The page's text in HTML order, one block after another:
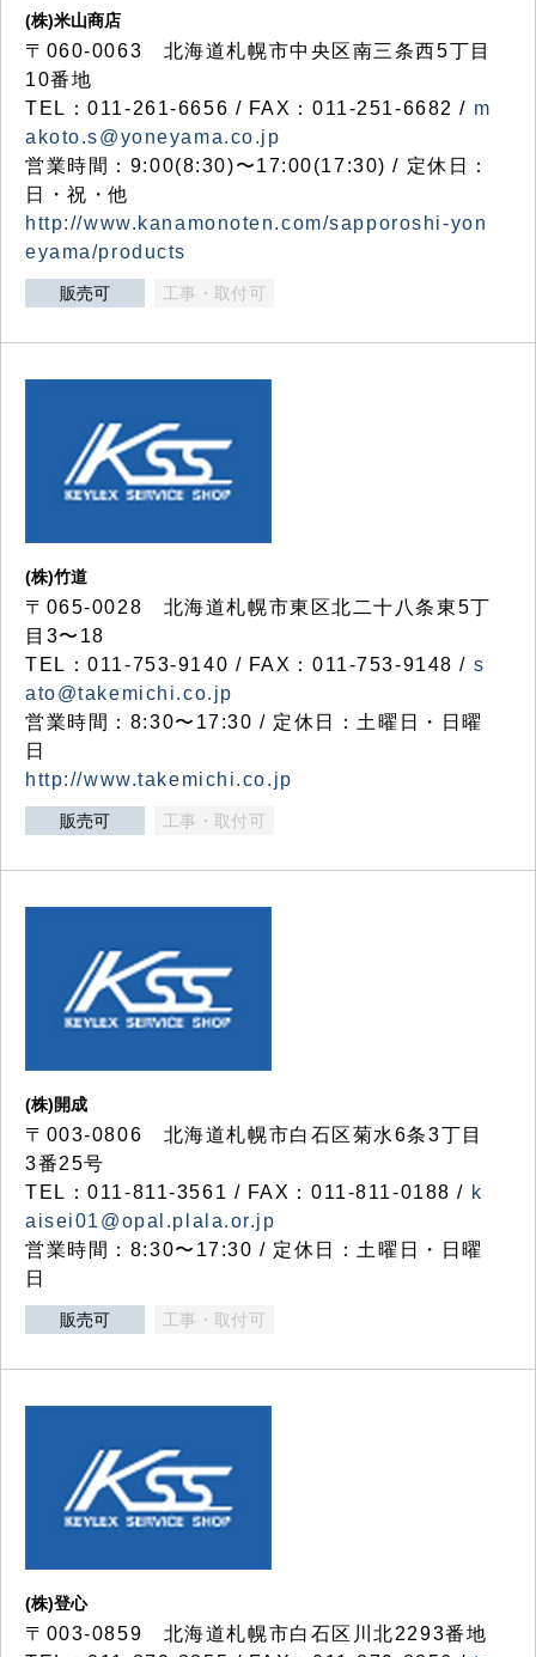
(株)米山商店
〒060-0063 北海道札幌市中央区南三条西5丁目
10番地
TEL：011-261-6656 / FAX：011-251-6682 / m
akoto.s@yoneyama.co.jp
営業時間：9:00(8:30)〜17:00(17:30) / 定休日：
日・祝・他
http://www.kanamonoten.com/sapporoshi-yon
eyama/products
販売可 工事・取付可
(株)竹道
〒065-0028 北海道札幌市東区北二十八条東5丁
目3〜18
TEL：011-753-9140 / FAX：011-753-9148 / s
ato@takemichi.co.jp
営業時間：8:30〜17:30 / 定休日：土曜日・日曜
日
http://www.takemichi.co.jp
販売可 工事・取付可
(株)開成
〒003-0806 北海道札幌市白石区菊水6条3丁目
3番25号
TEL：011-811-3561 / FAX：011-811-0188 / k
aisei01@opal.plala.or.jp
営業時間：8:30〜17:30 / 定休日：土曜日・日曜
日
販売可 工事・取付可
(株)登心
〒003-0859 北海道札幌市白石区川北2293番地